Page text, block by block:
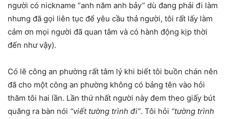
người có nickname “anh năm anh bảy” dù đang phải đi làm
nhưng đã gọi liên tục để yêu cầu thả người, tôi rất lấy làm
cảm ơn mọi người đã quan tâm và có hành động kịp thời
đến như vậy).
Có lẽ công an phường rất tâm lý khi biết tôi buồn chán nên
đã cho một công an phường không có bảng tên vào hỏi
thăm tôi hai lần. Lần thứ nhất người này đem theo giấy bút
quăng ra bàn nói “viết tường trình đi”. Tôi hỏi “tường trình